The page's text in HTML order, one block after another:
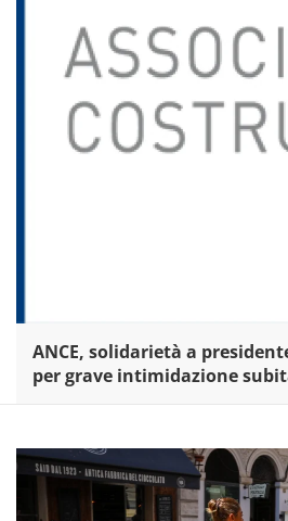
ANCE, solidarietà a
per grave intimidazione